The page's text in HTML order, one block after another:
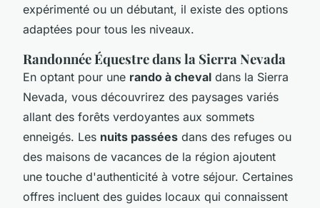
expérimenté ou un débutant, il existe des options
adaptées pour tous les niveaux.
Randonnée Équestre dans la Sierra Nevada
En optant pour une rando à cheval dans la Sierra
Nevada, vous découvrirez des paysages variés
allant des forêts verdoyantes aux sommets
enneigés. Les nuits passées dans des refuges ou
des maisons de vacances de la région ajoutent
une touche d'authenticité à votre séjour. Certaines
offres incluent des guides locaux qui connaissent